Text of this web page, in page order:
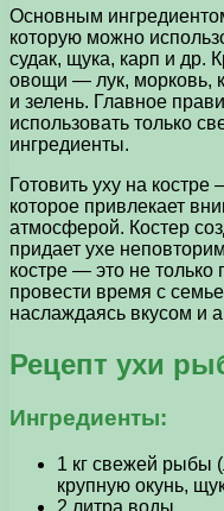
Основным
которую можно
судак, щука, карп и др.
овощи — лук, морковь,
и зелень. Главное
использовать только
ингредиенты.
Готовить уху на
которое привлекает
атмосферой. Костер
придает ухе
костре — это не только
провести время с
наслаждаясь вкусом и
Рецепт ухи
Ингредиенты:
1 кг свежей рыбы
крупную окунь,
2 литра воды